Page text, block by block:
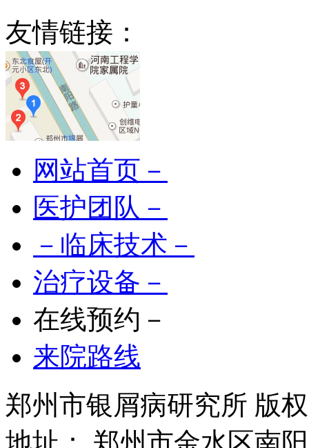
友情链接：
网站首页－
医护团队－
－临床技术－
治疗设备－
在线预约－
来院路线
郑州市银屑病研究所 版